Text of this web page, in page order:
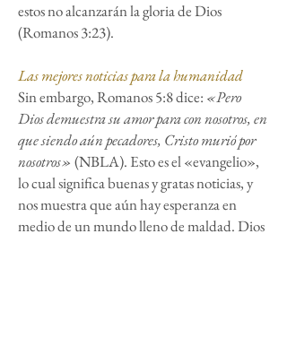
estos no alcanzarán la gloria de Dios
(Romanos 3:23).
Las mejores noticias para la humanidad
Sin embargo, Romanos 5:8 dice: «Pero
Dios demuestra su amor para con nosotros, en
que siendo aún pecadores, Cristo murió por
nosotros» (NBLA). Esto es el «evangelio»,
lo cual significa buenas y gratas noticias, y
nos muestra que aún hay esperanza en
medio de un mundo lleno de maldad. Dios